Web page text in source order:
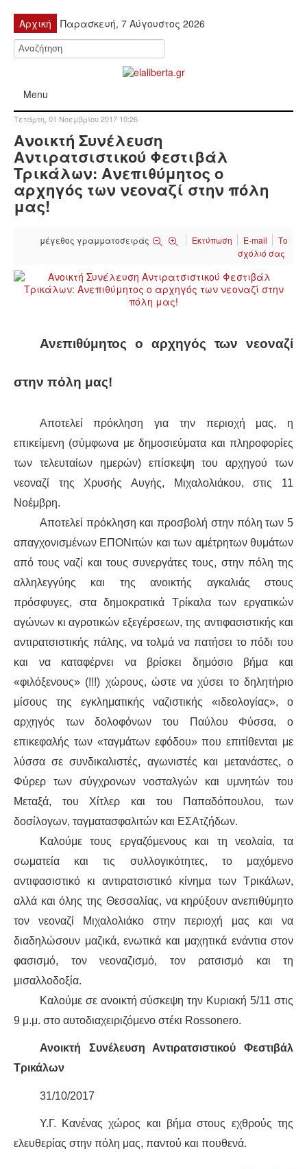
Αρχική Παρασκευή, 7 Αύγουστος 2026
Menu
ΚΙΝΗΤΟΠΟΙΉΣΕΙΣ
ΕΙΔΉΣΕΙΣ
ΑΝΑΚΟΙΝΏΣΕΙΣ
ΟΙΚΟΝΟΜΊΑ
ΑΝΑΤΟΛΙΚΉ ΕΥΡΏΠΗ / ΒΑΛΚΆΝΙΑ
ΔΥΤΙΚΉ ΕΥΡΏΠΗ
ΒΌΡΕΙΑ ΑΜΕΡΙΚΉ
ΛΑΤΙΝΙΚΉ ΑΜΕΡΙΚΉ
ΑΣΊΑ / ΩΚΕΑΝΊΑ
ΑΦΡΙΚΉ
ΕΡΓΑΤΙΚΌ ΚΊΝΗΜΑ
ΚΙΝΗΤΟΠΟΙΉΣΕΙΣ
ΕΙΔΉΣΕΙΣ
ΑΝΑΚΟΙΝΏΣΕΙΣ
ΑΝΑΛΎΣΕΙΣ
ΚΙΝΉΜΑΤΑ
ΚΙΝΗΤΟΠΟΙΉΣΕΙΣ
ΕΙΔΉΣΕΙΣ
ΑΝΑΚΟΙΝΏΣΕΙΣ
ΝΕΟΛΑΊΑ
ΑΝΤΙΦΑΣΙΣΤΙΚΌ
LGBTQIA+
Τετάρτη, 01 Νοεμβρίου 2017 10:26
Ανοικτή Συνέλευση
Αντιρατσιστικού Φεστιβάλ
Τρικάλων: Ανεπιθύμητος ο
αρχηγός των νεοναζί στην πόλη
μας!
μέγεθος γραμματοσειράς Εκτύπωση E-mail
Το
σχόλιό σας
Ανεπιθύμητος ο αρχηγός των νεοναζί
στην πόλη μας!
Αποτελεί πρόκληση για την περιοχή μας, η
επικείμενη (σύμφωνα με δημοσιεύματα και πληροφορίες
των τελευταίων ημερών) επίσκεψη του αρχηγού των
νεοναζί της Χρυσής Αυγής, Μιχαλολιάκου, στις 11
Νοέμβρη.
Αποτελεί πρόκληση και προσβολή στην πόλη των 5
απαγχονισμένων ΕΠΟΝιτών και των αμέτρητων θυμάτων
από τους ναζί και τους συνεργάτες τους, στην πόλη της
αλληλεγγύης και της ανοικτής αγκαλιάς στους
πρόσφυγες, στα δημοκρατικά Τρίκαλα των εργατικών
αγώνων κι αγροτικών εξεγέρσεων, της αντιφασιστικής και
αντιρατσιστικής πάλης, να τολμά να πατήσει το πόδι του
και να καταφέρνει να βρίσκει δημόσιο βήμα και
«φιλόξενους» (!!!) χώρους, ώστε να χύσει το δηλητήριο
μίσους της εγκληματικής ναζιστικής «ιδεολογίας», ο
αρχηγός των δολοφόνων του Παύλου Φύσσα, ο
επικεφαλής των «ταγμάτων εφόδου» που επιτίθενται με
λύσσα σε συνδικαλιστές, αγωνιστές και μετανάστες, ο
Φύρερ των σύγχρονων νοσταλγών και υμνητών του
Μεταξά, του Χίτλερ και του Παπαδόπουλου, των
δοσίλογων, ταγματασφαλιτών και ΕΣΑτζήδων.
Καλούμε τους εργαζόμενους και τη νεολαία, τα
σωματεία και τις συλλογικότητες, το μαχόμενο
αντιφασιστικό κι αντιρατσιστικό κίνημα των Τρικάλων,
αλλά και όλης της Θεσσαλίας, να κηρύξουν ανεπιθύμητο
τον νεοναζί Μιχαλολιάκο στην περιοχή μας και να
διαδηλώσουν μαζικά, ενωτικά και μαχητικά ενάντια στον
φασισμό, τον νεοναζισμό, τον ρατσισμό και τη
μισαλλοδοξία.
Καλούμε σε ανοικτή σύσκεψη την Κυριακή 5/11 στις
9 μ.μ. στο αυτοδιαχειριζόμενο στέκι Rossonero.
Ανοικτή Συνέλευση Αντιρατσιστικού Φεστιβάλ
Τρικάλων
31/10/2017
Υ.Γ. Κανένας χώρος και βήμα στους εχθρούς της
ελευθερίας στην πόλη μας, παντού και πουθενά.